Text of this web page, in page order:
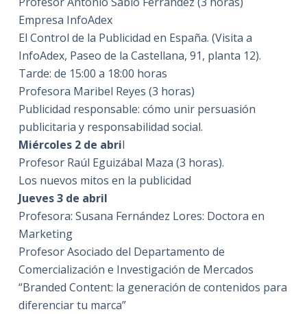
Empresa InfoAdex
El Control de la Publicidad en España. (Visita a
InfoAdex, Paseo de la Castellana, 91, planta 12).
Tarde: de 15:00 a 18:00 horas
Profesora Maribel Reyes (3 horas)
Publicidad responsable: cómo unir persuasión
publicitaria y responsabilidad social.
Miércoles 2 de abril
Profesor Raúl Eguizábal Maza (3 horas).
Los nuevos mitos en la publicidad
Jueves 3 de abril
Profesora: Susana Fernández Lores: Doctora en
Marketing
Profesor Asociado del Departamento de
Comercialización e Investigación de Mercados
“Branded Content: la generación de contenidos para
diferenciar tu marca”